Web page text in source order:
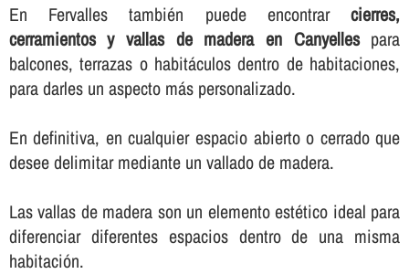
En Fervalles también puede encontrarcierres,
cerramientos y vallas de madera en Canyellespara
balcones, terrazas o habitáculos dentro de habitaciones,
para darles un aspecto más personalizado.
En definitiva, en cualquier espacio abierto o cerrado que
desee delimitar mediante un vallado de madera.
Las vallas de madera son un elemento estético ideal para
diferenciar diferentes espacios dentro de una misma
habitación.